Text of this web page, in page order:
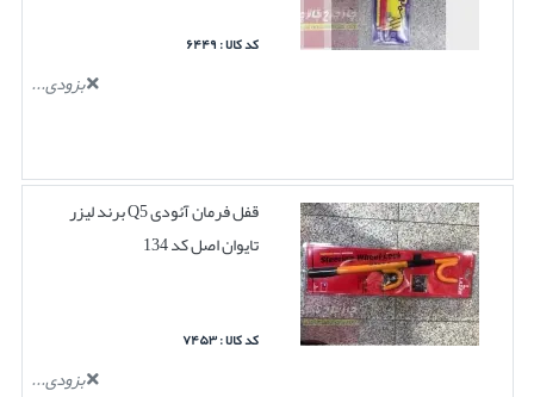
کد کالا : ۶۴۴۹
بزودی...
قفل فرمان آئودی Q5 برند لیزر
تایوان اصل کد 134
کد کالا : ۷۴۵۳
بزودی...